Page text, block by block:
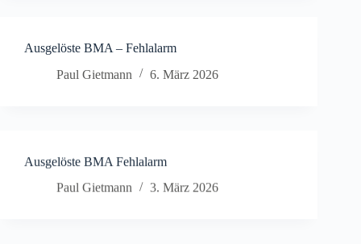
Ausgelöste BMA – Fehlalarm
Paul Gietmann
6. März 2026
Ausgelöste BMA Fehlalarm
Paul Gietmann
3. März 2026